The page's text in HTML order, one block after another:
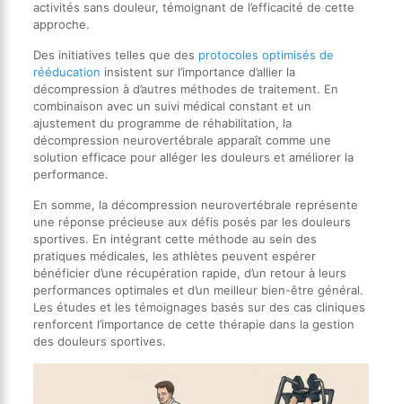
activités sans douleur, témoignant de l’efficacité de cette
approche.
Des initiatives telles que des protocoles optimisés de
rééducation insistent sur l’importance d’allier la
décompression à d’autres méthodes de traitement. En
combinaison avec un suivi médical constant et un
ajustement du programme de réhabilitation, la
décompression neurovertébrale apparaît comme une
solution efficace pour alléger les douleurs et améliorer la
performance.
En somme, la décompression neurovertébrale représente
une réponse précieuse aux défis posés par les douleurs
sportives. En intégrant cette méthode au sein des
pratiques médicales, les athlètes peuvent espérer
bénéficier d’une récupération rapide, d’un retour à leurs
performances optimales et d’un meilleur bien-être général.
Les études et les témoignages basés sur des cas cliniques
renforcent l’importance de cette thérapie dans la gestion
des douleurs sportives.